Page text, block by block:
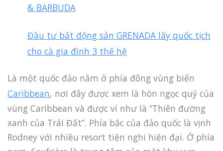
& BARBUDA
Đầu tư bất động sản GRENADA lấy quốc tịch
cho cả gia đình 3 thế hệ
Là một quốc đảo nằm ở phía đông vùng biển
Caribbean, nơi đây được xem là hòn ngọc quý của
vùng Caribbean và được ví như là “Thiên đường
xanh của Trái Đất”. Phía bắc của đảo quốc là vịnh
Rodney với nhiều resort tiện nghi hiện đại. Ở phía